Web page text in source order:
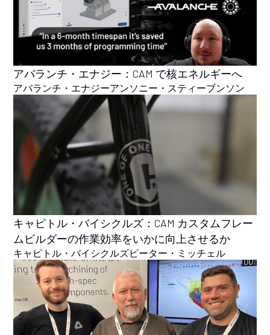
アバランチ・エナジー：CAM で核エネルギーへ
アバランチ・エナジーアンソニー・スティーブンソン
キャピトル・バイシクルズ：CAM カスタムフレー
ムビルダーの作業効率をいかに向上させるか
キャピトル・バイシクルズピーター・ミッチェル